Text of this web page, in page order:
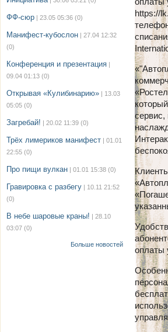
ФФ-сюр | 23.05 05:36 (0)
Манифест-кубослон | 27.04 12:32
(0)
Конференция и презентация |
09.04 01:13 (0)
Открывая «Кулибинарию» | 13.03
05:05 (0)
Загребай! | 20.02 11:39 (0)
Трёх лимериков манифест | 01.01
22:55 (0)
Про пищи вулкан | 01.01 15:38 (0)
Гравировка с разбегу | 10.11 21:52
(0)
В небе шаровые краны! | 28.10
03:07 (0)
Больше новостей
https://
сервис,
оплаты